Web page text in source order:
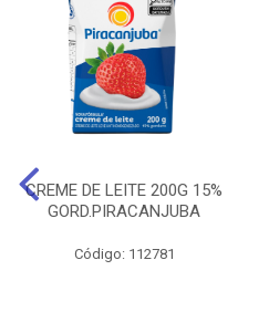
CREME DE LEITE 200G 15%
GORD.PIRACANJUBA
Código: 112781